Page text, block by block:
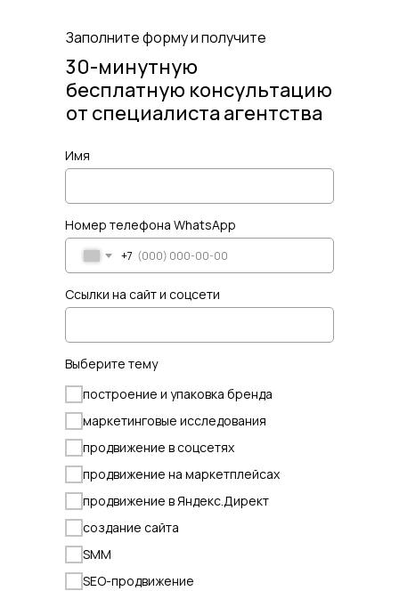
Имя
Номер телефона WhatsApp
+7
Ссылки на сайт и соцсети
Выберите тему
построение и упаковка бренда
маркетинговые исследования
продвижение в соцсетях
продвижение на маркетплейсах
продвижение в Яндекс.Директ
создание сайта
SMM
SEO-продвижение
30-минутную
бесплатную консультацию
от специалиста агентства
Заполните форму и получите